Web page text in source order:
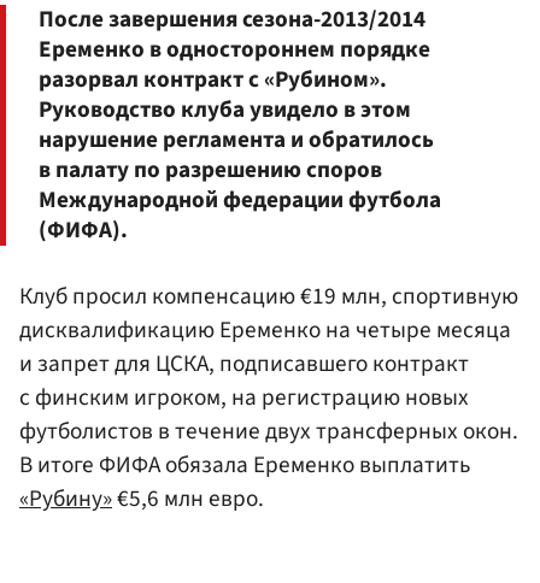
После завершения сезона-2013/2014
Еременко в одностороннем порядке
разорвал контракт с «Рубином».
Руководство клуба увидело в этом
нарушение регламента и обратилось
в палату по разрешению споров
Международной федерации футбола
(ФИФА).
Клуб просил компенсацию €19 млн, спортивную
дисквалификацию Еременко на четыре месяца
и запрет для ЦСКА, подписавшего контракт
с финским игроком, на регистрацию новых
футболистов в течение двух трансферных окон.
В итоге ФИФА обязала Еременко выплатить
«Рубину»€5,6 млн евро.